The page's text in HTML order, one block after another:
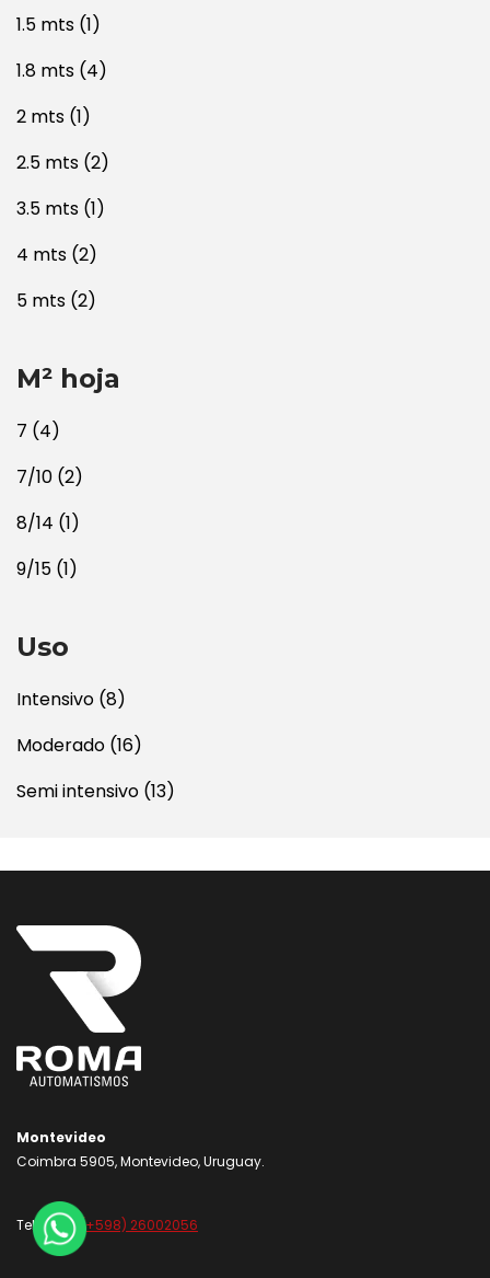
1.5 mts (1)
1.8 mts (4)
2 mts (1)
2.5 mts (2)
3.5 mts (1)
4 mts (2)
5 mts (2)
M² hoja
7 (4)
7/10 (2)
8/14 (1)
9/15 (1)
Uso
Intensivo (8)
Moderado (16)
Semi intensivo (13)
Montevideo
Coimbra 5905, Montevideo, Uruguay.
Teléfono: (+598) 26002056
1